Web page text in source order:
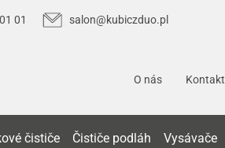
01
salon@kubiczduo.pl
O nás Kontakt
čističe Čističe podláh Vysávače